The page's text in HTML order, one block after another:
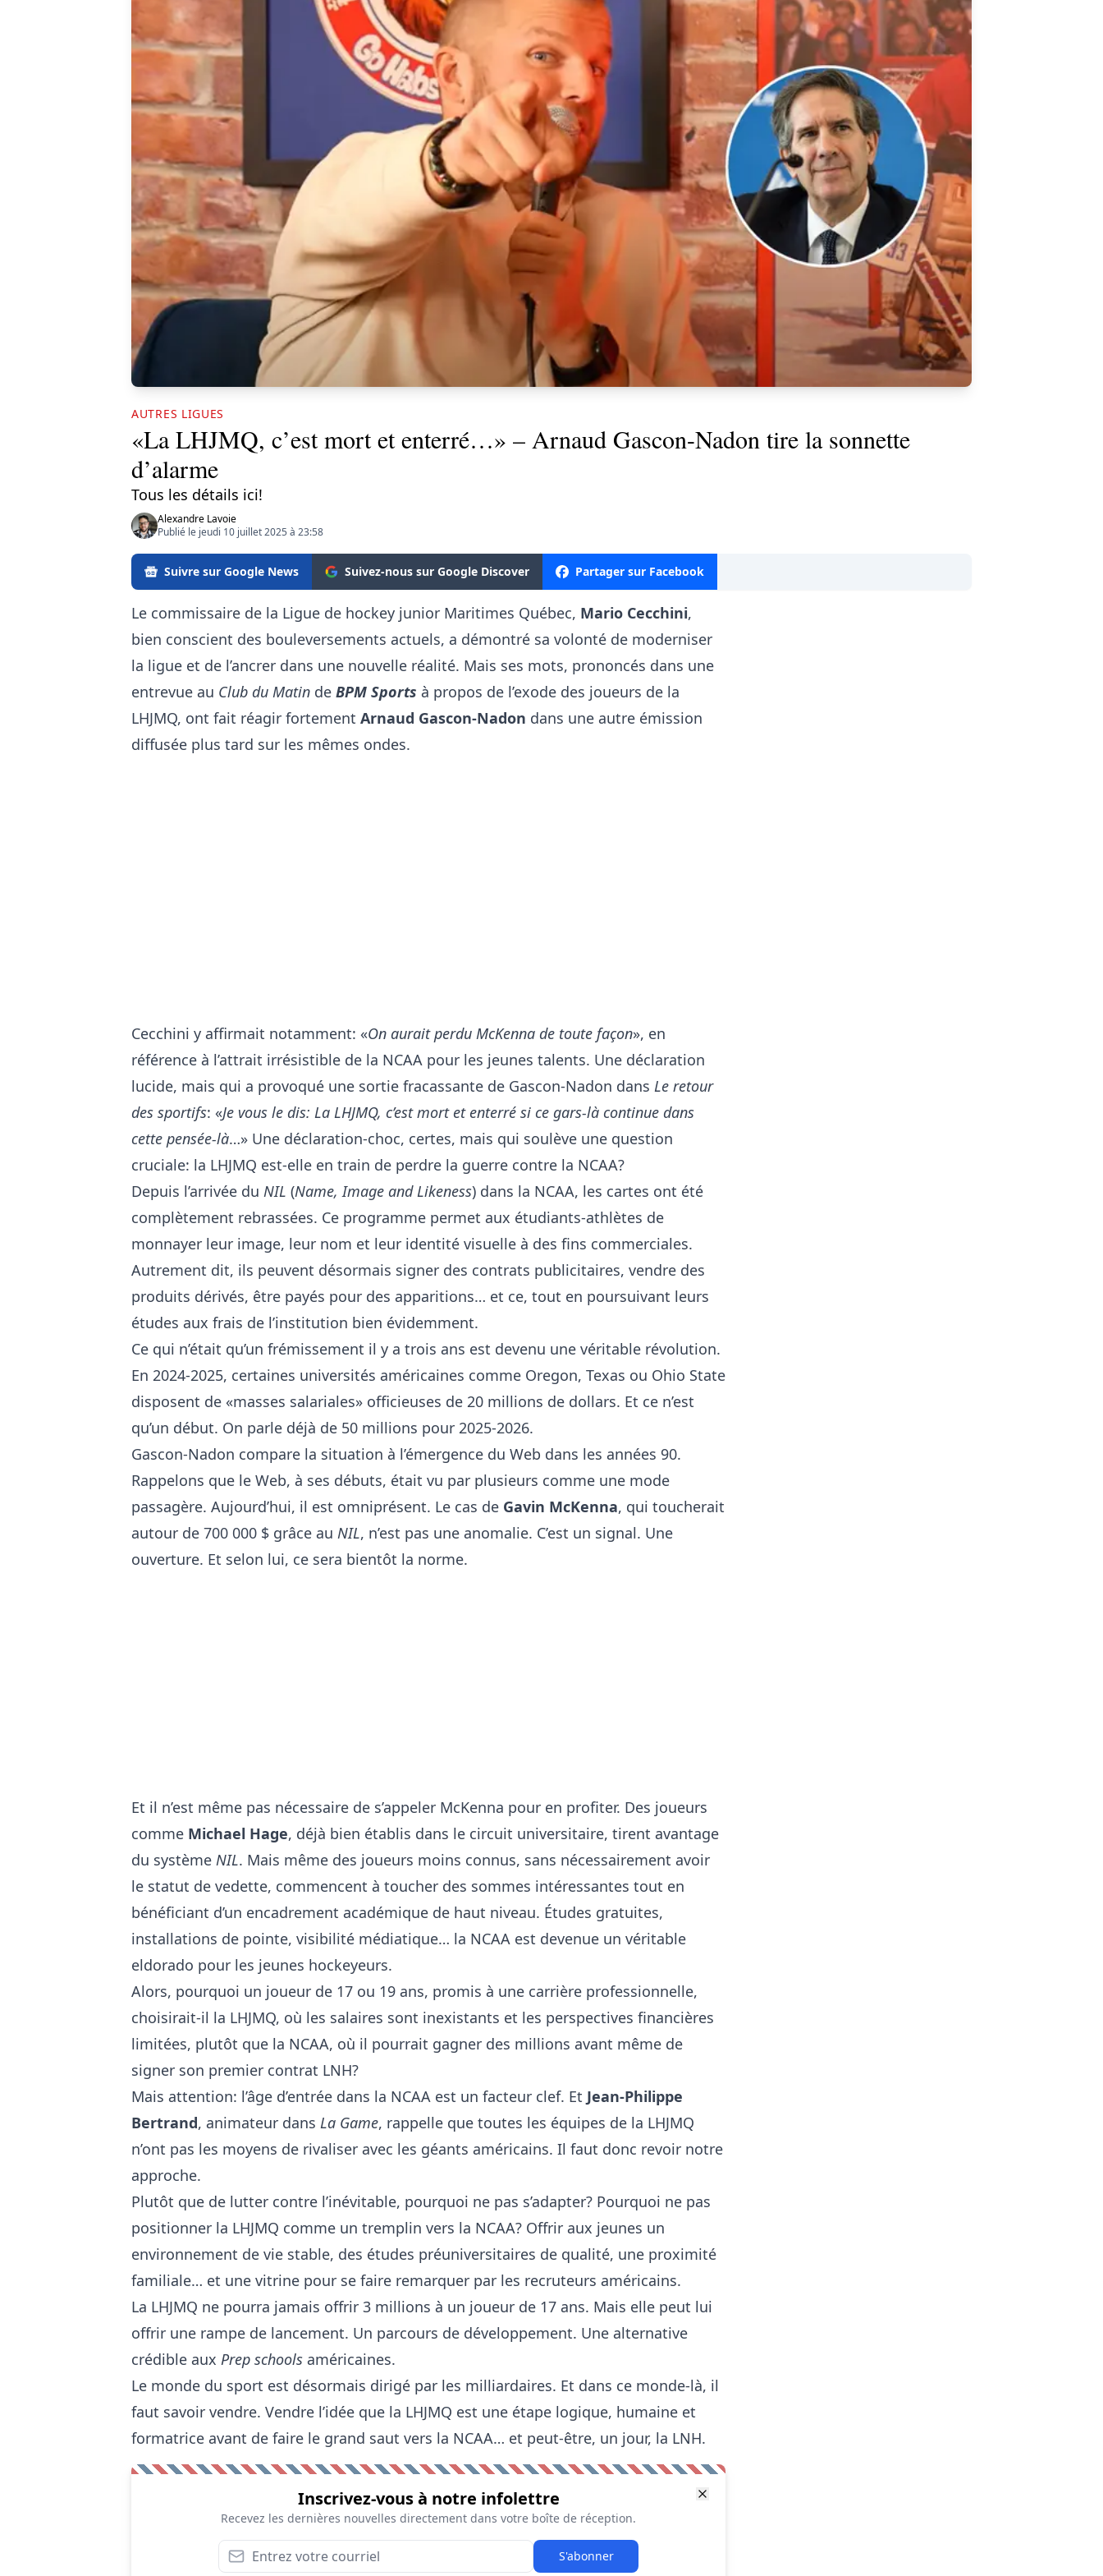
AUTRES LIGUES
«La LHJMQ, c’est mort et enterré…» – Arnaud Gascon-Nadon tire la sonnette
d’alarme
Tous les détails ici!
Alexandre Lavoie
Publié le jeudi 10 juillet 2025 à 23:58
Suivre sur Google News Suivez-nous sur Google Discover Partager sur Facebook
Le commissaire de la Ligue de hockey junior Maritimes Québec, Mario Cecchini,
bien conscient des bouleversements actuels, a démontré sa volonté de moderniser
la ligue et de l’ancrer dans une nouvelle réalité. Mais ses mots, prononcés dans une
entrevue au Club du Matin de BPM Sports à propos de l’exode des joueurs de la
LHJMQ, ont fait réagir fortement Arnaud Gascon-Nadon dans une autre émission
diffusée plus tard sur les mêmes ondes.
Cecchini y affirmait notamment: «On aurait perdu McKenna de toute façon», en
référence à l’attrait irrésistible de la NCAA pour les jeunes talents. Une déclaration
lucide, mais qui a provoqué une sortie fracassante de Gascon-Nadon dans Le retour
des sportifs: «Je vous le dis: La LHJMQ, c’est mort et enterré si ce gars-là continue dans
cette pensée-là…» Une déclaration-choc, certes, mais qui soulève une question
cruciale: la LHJMQ est-elle en train de perdre la guerre contre la NCAA?
Depuis l’arrivée du NIL (Name, Image and Likeness) dans la NCAA, les cartes ont été
complètement rebrassées. Ce programme permet aux étudiants-athlètes de
monnayer leur image, leur nom et leur identité visuelle à des fins commerciales.
Autrement dit, ils peuvent désormais signer des contrats publicitaires, vendre des
produits dérivés, être payés pour des apparitions… et ce, tout en poursuivant leurs
études aux frais de l’institution bien évidemment.
Ce qui n’était qu’un frémissement il y a trois ans est devenu une véritable révolution.
En 2024-2025, certaines universités américaines comme Oregon, Texas ou Ohio State
disposent de «masses salariales» officieuses de 20 millions de dollars. Et ce n’est
qu’un début. On parle déjà de 50 millions pour 2025-2026.
Gascon-Nadon compare la situation à l’émergence du Web dans les années 90.
Rappelons que le Web, à ses débuts, était vu par plusieurs comme une mode
passagère. Aujourd’hui, il est omniprésent. Le cas de Gavin McKenna, qui toucherait
autour de 700 000 $ grâce au NIL, n’est pas une anomalie. C’est un signal. Une
ouverture. Et selon lui, ce sera bientôt la norme.
Et il n’est même pas nécessaire de s’appeler McKenna pour en profiter. Des joueurs
comme Michael Hage, déjà bien établis dans le circuit universitaire, tirent avantage
du système NIL. Mais même des joueurs moins connus, sans nécessairement avoir
le statut de vedette, commencent à toucher des sommes intéressantes tout en
bénéficiant d’un encadrement académique de haut niveau. Études gratuites,
installations de pointe, visibilité médiatique… la NCAA est devenue un véritable
eldorado pour les jeunes hockeyeurs.
Alors, pourquoi un joueur de 17 ou 19 ans, promis à une carrière professionnelle,
choisirait-il la LHJMQ, où les salaires sont inexistants et les perspectives financières
limitées, plutôt que la NCAA, où il pourrait gagner des millions avant même de
signer son premier contrat LNH?
Mais attention: l’âge d’entrée dans la NCAA est un facteur clef. Et Jean-Philippe
Bertrand, animateur dans La Game, rappelle que toutes les équipes de la LHJMQ
n’ont pas les moyens de rivaliser avec les géants américains. Il faut donc revoir notre
approche.
Plutôt que de lutter contre l’inévitable, pourquoi ne pas s’adapter? Pourquoi ne pas
positionner la LHJMQ comme un tremplin vers la NCAA? Offrir aux jeunes un
environnement de vie stable, des études préuniversitaires de qualité, une proximité
familiale… et une vitrine pour se faire remarquer par les recruteurs américains.
La LHJMQ ne pourra jamais offrir 3 millions à un joueur de 17 ans. Mais elle peut lui
offrir une rampe de lancement. Un parcours de développement. Une alternative
crédible aux Prep schools américaines.
Le monde du sport est désormais dirigé par les milliardaires. Et dans ce monde-là, il
faut savoir vendre. Vendre l’idée que la LHJMQ est une étape logique, humaine et
formatrice avant de faire le grand saut vers la NCAA… et peut-être, un jour, la LNH.
Inscrivez-vous à notre infolettre
Recevez les dernières nouvelles directement dans votre boîte de réception.
S'abonner